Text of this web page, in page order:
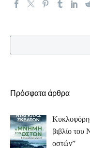
Πρόσφατα άρθρα
βιβλίο
οστών”